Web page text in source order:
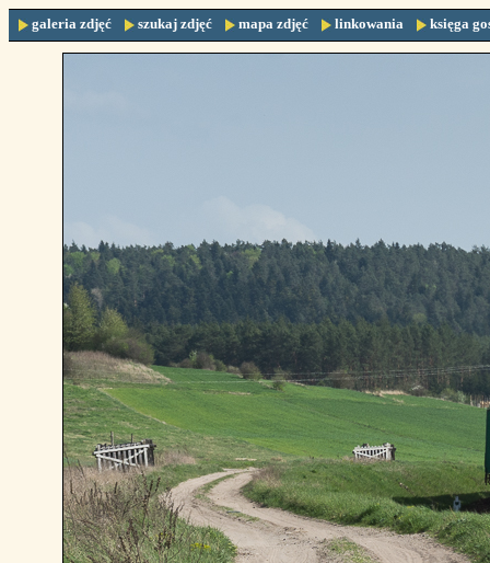
galeria zdjęć szukaj zdjęć mapa zdjęć linkowania księga